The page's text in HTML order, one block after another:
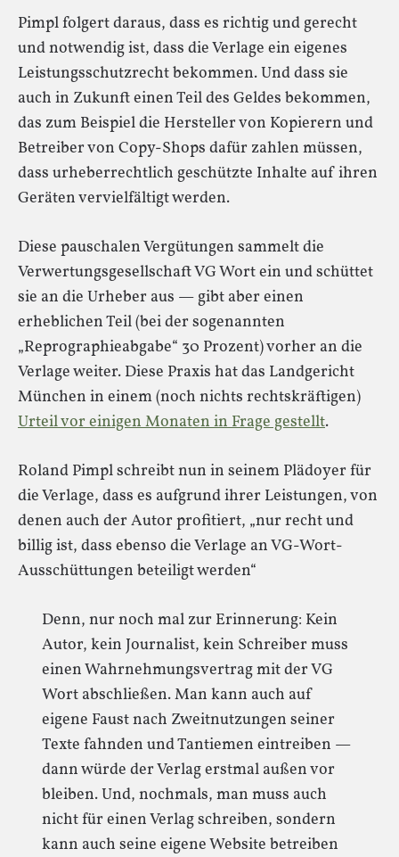
Pimpl folgert daraus, dass es richtig und gerecht
und notwendig ist, dass die Verlage ein eigenes
Leistungsschutzrecht bekommen. Und dass sie
auch in Zukunft einen Teil des Geldes bekommen,
das zum Beispiel die Hersteller von Kopierern und
Betreiber von Copy-Shops dafür zahlen müssen,
dass urheberrechtlich geschützte Inhalte auf ihren
Geräten vervielfältigt werden.
Diese pauschalen Vergütungen sammelt die
Verwertungsgesellschaft VG Wort ein und schüttet
sie an die Urheber aus — gibt aber einen
erheblichen Teil (bei der sogenannten
„Reprographieabgabe“ 30 Prozent) vorher an die
Verlage weiter. Diese Praxis hat das Landgericht
München in einem (noch nichts rechtskräftigen)
Urteil vor einigen Monaten in Frage gestellt.
Roland Pimpl schreibt nun in seinem Plädoyer für
die Verlage, dass es aufgrund ihrer Leistungen, von
denen auch der Autor profitiert, „nur recht und
billig ist, dass ebenso die Verlage an VG-Wort-
Ausschüttungen beteiligt werden“
Denn, nur noch mal zur Erinnerung: Kein
Autor, kein Journalist, kein Schreiber muss
einen Wahrnehmungsvertrag mit der VG
Wort abschließen. Man kann auch auf
eigene Faust nach Zweitnutzungen seiner
Texte fahnden und Tantiemen eintreiben —
dann würde der Verlag erstmal außen vor
bleiben. Und, nochmals, man muss auch
nicht für einen Verlag schreiben, sondern
kann auch seine eigene Website betreiben